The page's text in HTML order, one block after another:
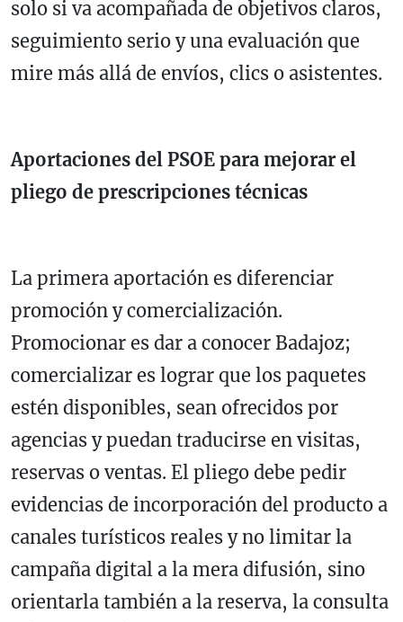
solo si va acompañada de objetivos claros,
seguimiento serio y una evaluación que
mire más allá de envíos, clics o asistentes.
Aportaciones del PSOE para mejorar el
pliego de prescripciones técnicas
La primera aportación es diferenciar
promoción y comercialización.
Promocionar es dar a conocer Badajoz;
comercializar es lograr que los paquetes
estén disponibles, sean ofrecidos por
agencias y puedan traducirse en visitas,
reservas o ventas. El pliego debe pedir
evidencias de incorporación del producto a
canales turísticos reales y no limitar la
campaña digital a la mera difusión, sino
orientarla también a la reserva, la consulta